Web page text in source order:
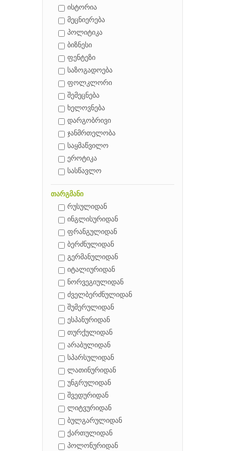
ისტორია
მეცნიერება
პოლიტიკა
ბიზნესი
ფენტეზი
საზოგადოება
ფოლკლორი
შემეცნება
ხელოვნება
დარგობრივი
ჯანმრთელობა
საყმაწვილო
ეროტიკა
სასწავლო
თარგმანი
რუსულიდან
ინგლისურიდან
ფრანგულიდან
ბერძნულიდან
გერმანულიდან
იტალიურიდან
ნორვეგიულიდან
ძველბერძნულიდან
შუმერულიდან
ესპანურიდან
თურქულიდან
არაბულიდან
სპარსულიდან
ლათინურიდან
უნგრულიდან
შვედურიდან
ლიტვურიდან
ბულგარულიდან
ქართულიდან
პოლონურიდან